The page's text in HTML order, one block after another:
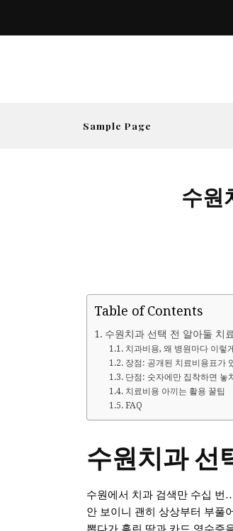
Sample Page
수원
Table of Contents
수원치과 선택 전 알아둘 치
치과비용, 왜 병원마다 이렇
장점: 공개된 치료비용표가
단점: 숫자에만 집착하면 놓
치료비용 아끼는 활용 꿀팁
FAQ
수원치과 선
수원에서 치과 검색만 수십 번
안 보이니 괜히 상상부터 부풀